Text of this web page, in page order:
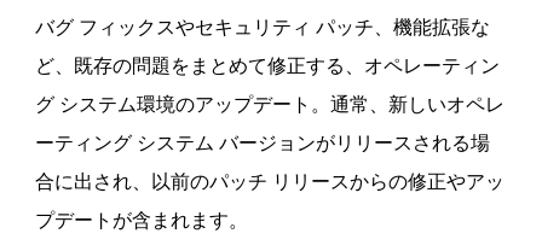
バグ フィックスやセキュリティ パッチ、機能拡張な
ど、既存の問題をまとめて修正する、オペレーティン
グ システム環境のアップデート。通常、新しいオペレ
ーティング システム バージョンがリリースされる場
合に出され、以前のパッチ リリースからの修正やアッ
プデートが含まれます。